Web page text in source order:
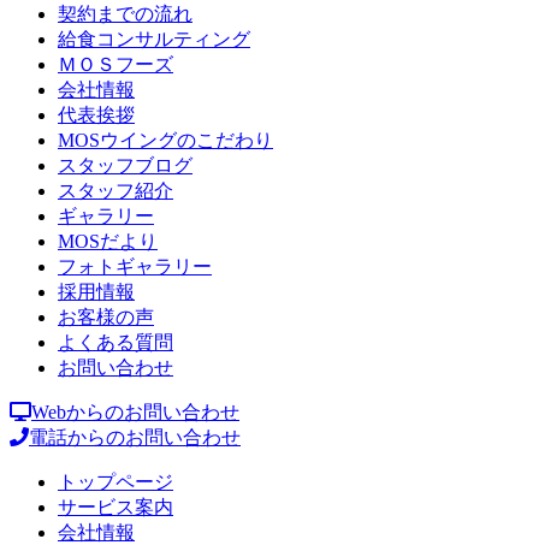
契約までの流れ
給食コンサルティング
ＭＯＳフーズ
会社情報
代表挨拶
MOSウイングのこだわり
スタッフブログ
スタッフ紹介
ギャラリー
MOSだより
フォトギャラリー
採用情報
お客様の声
よくある質問
お問い合わせ
Webからのお問い合わせ
電話からのお問い合わせ
トップページ
サービス案内
会社情報